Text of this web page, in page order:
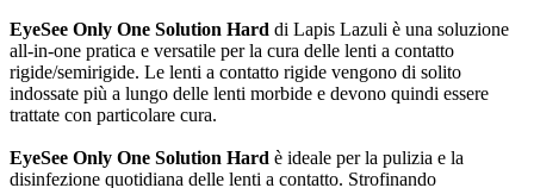
EyeSee Only One Solution Hard di Lapis Lazuli è una soluzione
all-in-one pratica e versatile per la cura delle lenti a contatto
rigide/semirigide. Le lenti a contatto rigide vengono di solito
indossate più a lungo delle lenti morbide e devono quindi essere
trattate con particolare cura.
EyeSee Only One Solution Hard è ideale per la pulizia e la
disinfezione quotidiana delle lenti a contatto. Strofinando